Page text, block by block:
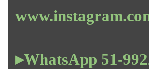
▸WhatsApp 51-